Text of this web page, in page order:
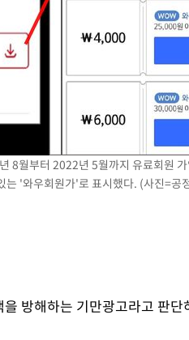
8월부터 2022년 5월까지 유료회원
는 '와우회원가'로 표시했다. (사진=
방해하는 기만광고라고 판